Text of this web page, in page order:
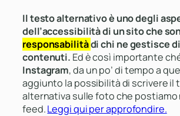
Il testo alternativo è uno degli
dell’accessibilità di un sito che
responsabilitàdi chi ne gestisce
contenuti. Ed è così importante
Instagram, da un po’ di tempo a
aggiunto la possibilità di scrivere il
alternativa sulle foto che postiamo
feed.Leggi qui per approfondire.